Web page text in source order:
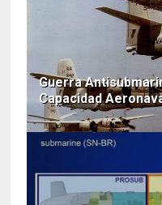
Guerra
Capacidad